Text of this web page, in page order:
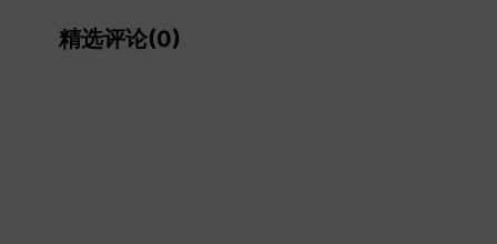
精选评论(0)